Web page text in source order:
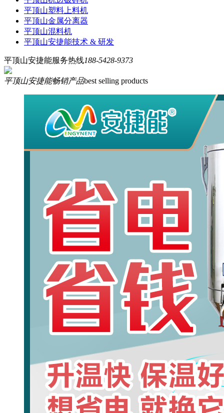
平顶山塑料上料机
平顶山金属分离器
平顶山混料机
平顶山安捷能技术 & 研发
平顶山安捷能服务热线188-5428-9373
平顶山安捷能畅销产品best selling products